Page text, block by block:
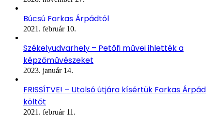
Búcsú Farkas Árpádtól
2021. február 10.
Székelyudvarhely – Petőfi művei ihlették a
képzőművészeket
2023. január 14.
FRISSÍTVE! – Utolsó útjára kísértük Farkas Árpád
költőt
2021. február 11.